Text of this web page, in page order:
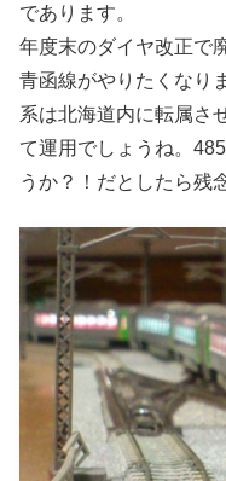
であります。
年度末のダイヤ改正で
青函線がやりたくなり
系は北海道内に転属さ
て運用でしょうね。
うか？！だとしたら残